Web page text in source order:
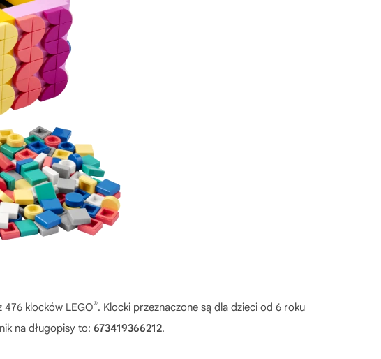
476 klocków LEGO®. Klocki przeznaczone są dla dzieci od 6 roku
na długopisy to: 673419366212.